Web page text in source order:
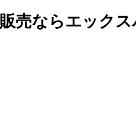
売ならエック